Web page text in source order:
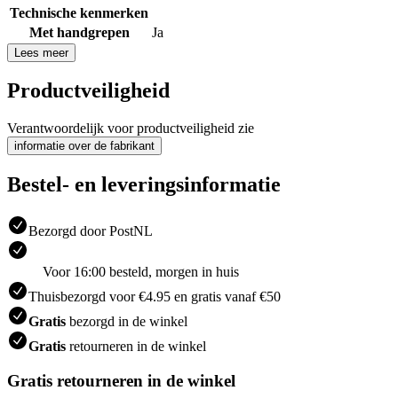
Technische kenmerken
Met handgrepen
Ja
Lees meer
Productveiligheid
Verantwoordelijk voor productveiligheid zie
informatie over de fabrikant
Bestel- en leveringsinformatie
Bezorgd door PostNL
Voor 16:00 besteld, morgen in huis
Thuisbezorgd voor €4.95 en gratis vanaf €50
Gratis bezorgd in de winkel
Gratis retourneren in de winkel
Gratis retourneren in de winkel